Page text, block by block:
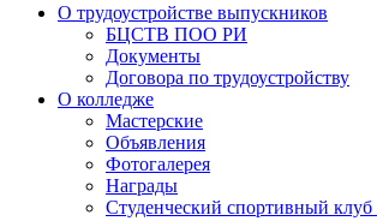
О трудоустройстве выпускников
БЦСТВ ПОО РИ
Документы
Договора по трудоустройству
О колледже
Мастерские
Объявления
Фотогалерея
Награды
Студенческий спортивный